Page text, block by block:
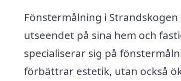
Fönstermålning i
utseendet på sina hem och
specialiserar sig på
förbättrar estetik, utan också